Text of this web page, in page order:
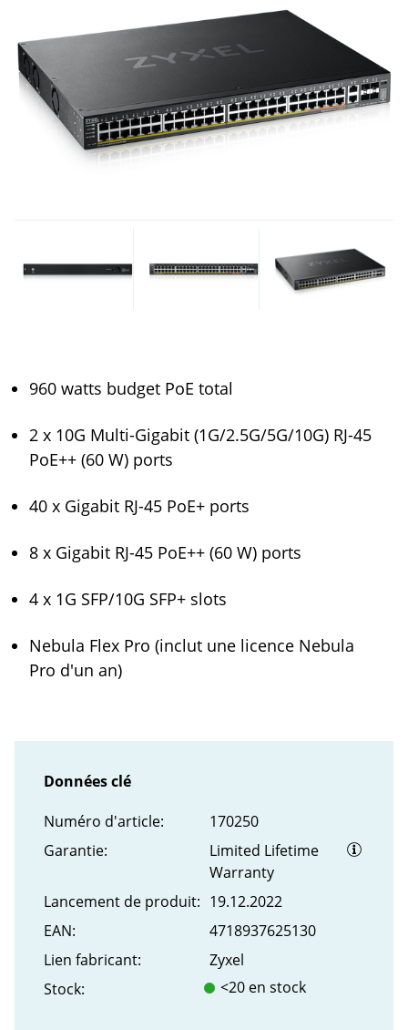
960 watts budget PoE total
2 x 10G Multi-Gigabit (1G/2.5G/5G/10G) RJ-45
PoE++ (60 W) ports
40 x Gigabit RJ-45 PoE+ ports
8 x Gigabit RJ-45 PoE++ (60 W) ports
4 x 1G SFP/10G SFP+ slots
Nebula Flex Pro (inclut une licence Nebula
Pro d'un an)
Données clé
Numéro d'article:
170250
Garantie:
Limited Lifetime
Warranty
Lancement de produit: 19.12.2022
EAN:
4718937625130
Lien fabricant:
Zyxel
Stock:
<20 en stock